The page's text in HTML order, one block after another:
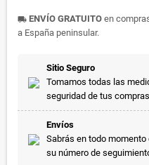
local_shipping ENVÍO GRATUITO en
a España peninsular.
Sitio Seguro
Tomamos todas las
seguridad de tus
Envíos
Sabrás en todo
su número de